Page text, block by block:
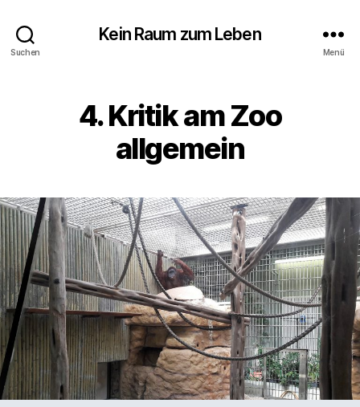
Suchen
Kein Raum zum Leben
Menü
4. Kritik am Zoo
allgemein